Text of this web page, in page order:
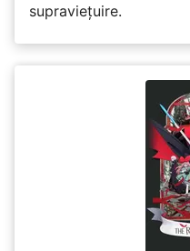
supraviețuire.